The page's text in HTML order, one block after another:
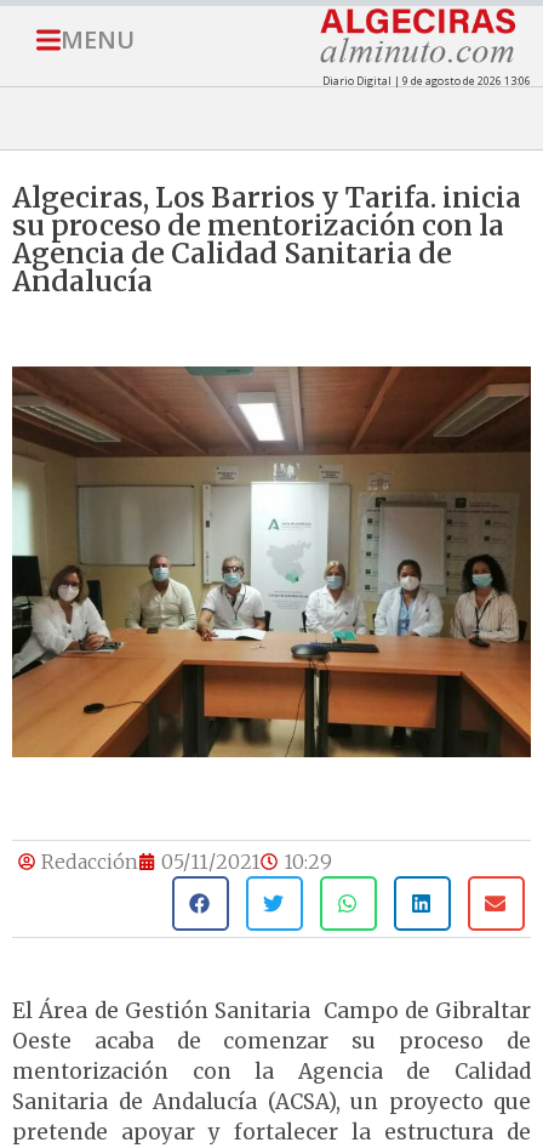
MENU
Diario Digital | 9 de agosto de 2026 13:06
Algeciras, Los Barrios y Tarifa. inicia
su proceso de mentorización con la
Agencia de Calidad Sanitaria de
Andalucía
Redacción 05/11/2021 10:29
El Área de Gestión Sanitaria Campo de Gibraltar
Oeste acaba de comenzar su proceso de
mentorización con la Agencia de Calidad
Sanitaria de Andalucía (ACSA), un proyecto que
pretende apoyar y fortalecer la estructura de